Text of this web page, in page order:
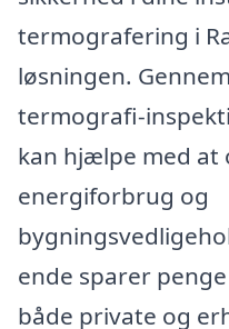
termografering i
løsningen.
termografi-
kan hjælpe med at
energiforbrug og
ende sparer
både private og